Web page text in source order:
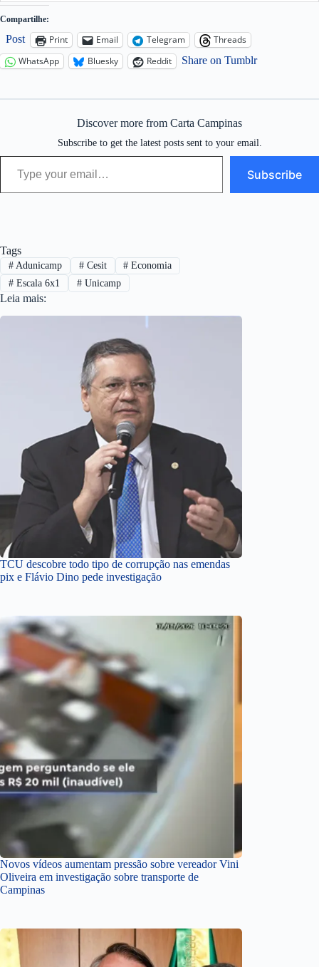
Compartilhe:
Post Print Email Telegram
Threads
WhatsApp
Bluesky Reddit Share on Tumblr
Discover more from Carta Campinas
Subscribe to get the latest posts sent to your email.
Type your email…
Subscribe
Tags
#Adunicamp #Cesit # Economia
#Escala 6x1 #Unicamp
Leia mais:
TCU descobre todo tipo de corrupção nas emendas
pix e Flávio Dino pede investigação
Novos vídeos aumentam pressão sobre vereador Vini
Oliveira em investigação sobre transporte de
Campinas